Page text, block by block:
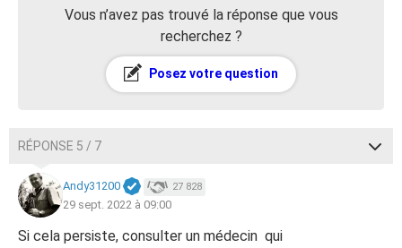
Vous n’avez pas trouvé la réponse que vous
recherchez ?
Posez votre question
RÉPONSE 5 / 7
Andy31200 27 828
29 sept. 2022 à 09:00
Si cela persiste, consulter un médecin qui